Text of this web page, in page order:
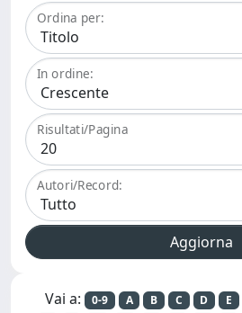
Ordina per:
In ordine:
Risultati/Pagina
Autori/Record:
Vai a: 0-9 A B C D E